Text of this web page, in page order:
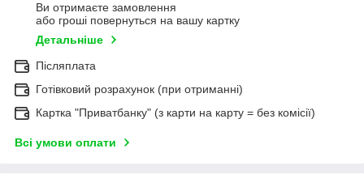
Ви отримаєте замовлення
або гроші повернуться на вашу картку
Детальніше
Післяплата
Готівковий розрахунок (при отриманні)
Картка "Приватбанку" (з карти на карту = без комісії)
Всі умови оплати